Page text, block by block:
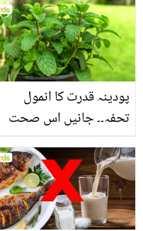
منرلز اور اینٹی آکسیڈنٹس
سے بھرپور اس سبزی کے
فائدے
پودینہ قدرت کا انمول
تحفہ۔۔ جانیں اس صحت
انگیز طبی فوائد